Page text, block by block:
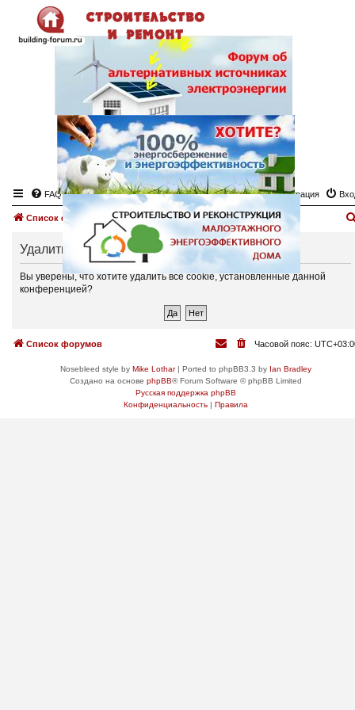
FAQ Регистрация
Список форумов
Удалить cookies
Вы уверены, что хотите удалить все cookie, установленные данной
конференцией?
Список форумов Часовой пояс:
Nosebleed style by Mike Lothar| Ported to phpBB3.3 by Ian Bradley
Создано на основе phpBB® Forum Software © phpBB Limited
Русская поддержка phpBB
Конфиденциальность| Правила